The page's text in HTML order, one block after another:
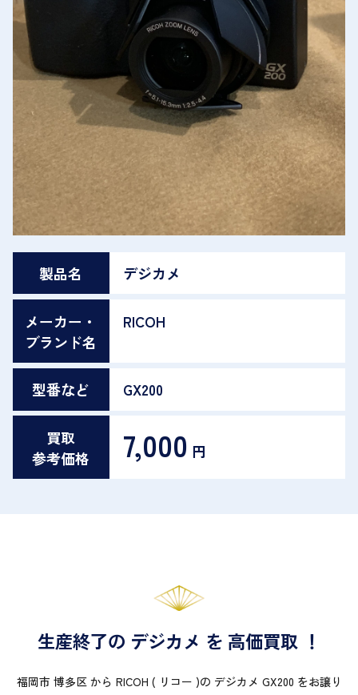
製品名 デジカメ
メーカー・
ブランド名
RICOH
型番など GX200
買取
参考価格
7,000 円
生産終了の デジカメ を 高価買取 ！
福岡市 博多区 から RICOH ( リコー )の デジカメ GX200 をお譲り